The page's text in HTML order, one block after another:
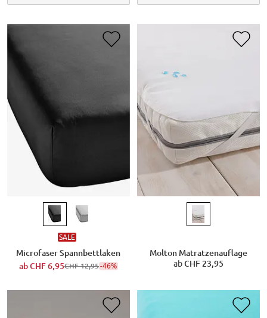
SALE
Microfaser Spannbettlaken
abCHF 6,95CHF 12,95-46%
Molton Matratzenauflage
abCHF 23,95